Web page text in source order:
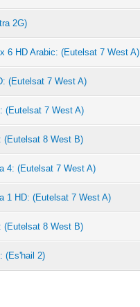
2G)
6 HD Arabic: (Eutelsat 7 West A)
(Eutelsat 7 West A)
(Eutelsat 7 West A)
(Eutelsat 8 West B)
4: (Eutelsat 7 West A)
1 HD: (Eutelsat 7 West A)
(Eutelsat 8 West B)
(Es'hail 2)